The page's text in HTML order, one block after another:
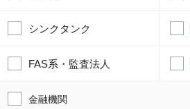
シンクタンク
FAS系・監査法人
金融機関